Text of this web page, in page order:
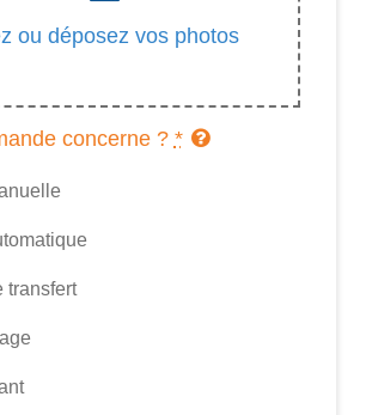
ou déposez vos photos
concerne ? *
transfert